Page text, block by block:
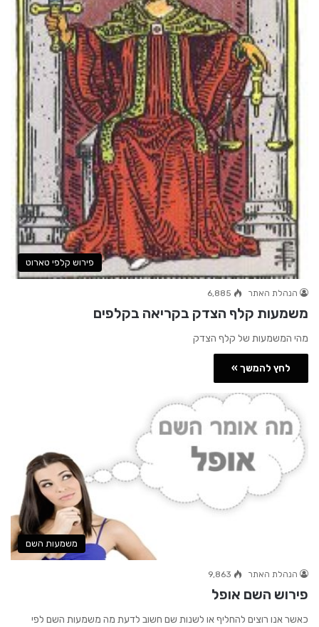
פירוש קלפי טארוט
הנהלת האתר 6,885
משמעות קלף הצדק בקריאה בקלפים
מהי המשמעות של קלף הצדק
לחץ להמשך »
משמעות השם
הנהלת האתר 9,863
פירוש השם אופל
כאשר אנו רוצים להחליף או לשנות שם חשוב לדעת מה משמעות השם לפי